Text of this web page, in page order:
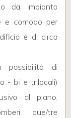
da impianto
e comodo per
è di circa
di
- bi e trilocali)
al piano,
due/tre